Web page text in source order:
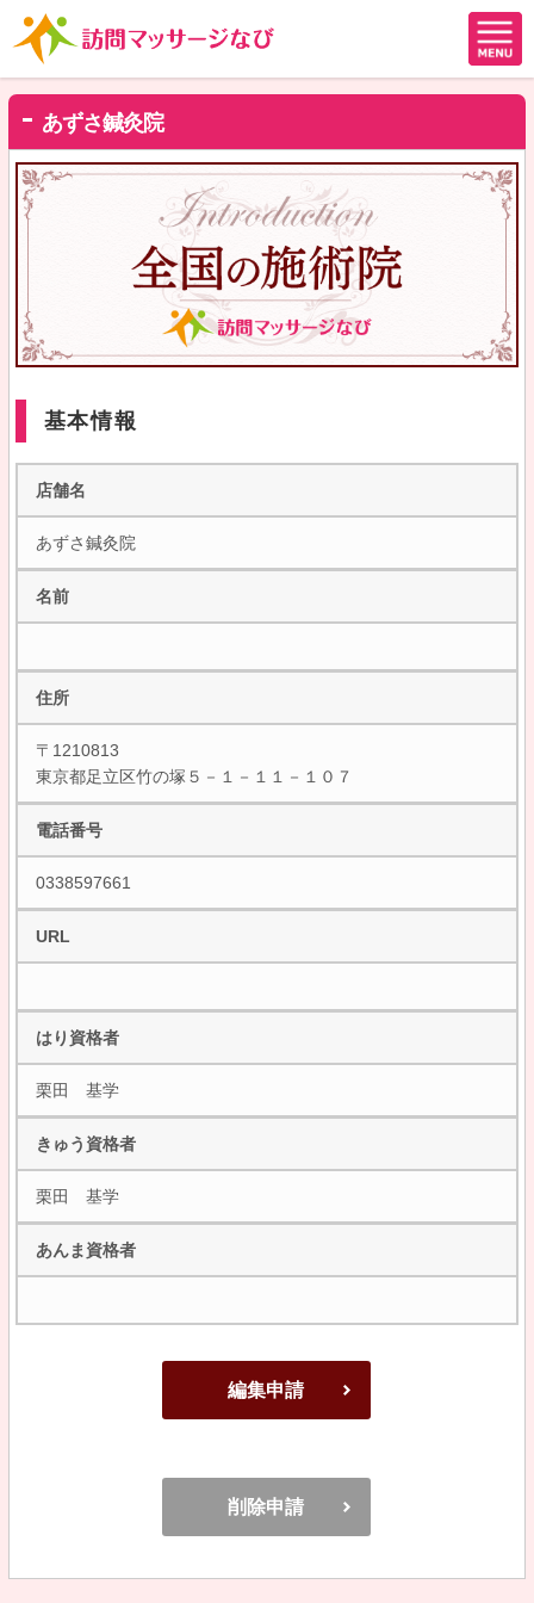
あずさ鍼灸院
基本情報
店舗名
あずさ鍼灸院
名前
住所
〒1210813
東京都足立区竹の塚５－１－１１－１０７
電話番号
0338597661
URL
はり資格者
栗田 基学
きゅう資格者
栗田 基学
あんま資格者
編集申請
削除申請